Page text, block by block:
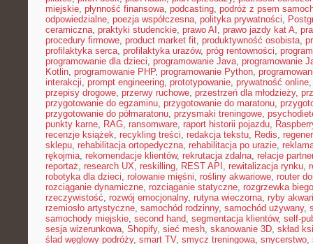
miejskie, płynność finansowa, podcasting, podróż z psem
odpowiedzialne, poezja współczesna, polityka prywatności,
ceramiczna, praktyki studenckie, prawo AI , prawo jazdy kat A,
procedury firmowe, product market fit, produktywność osobista,
profilaktyka serca, profilaktyka urazów, próg rentowności,
programowanie dla dzieci, programowanie Java, programowanie
Kotlin, programowanie PHP, programowanie Python,
interakcji, prompt engineering, prototypowanie, prywatność online
przepisy drogowe, przerwy ruchowe, przestrzeń dla młodzieży,
przygotowanie do egzaminu, przygotowanie do maratonu,
przygotowanie do półmaratonu, przysmaki treningowe,
punkty karne, RAG, ransomware, raport historii pojazdu,
recenzje książek, recykling treści, redakcja tekstu, Redis,
sklepu, rehabilitacja ortopedyczna, rehabilitacja po urazie,
rękojmia, rekomendacje klientów, rekrutacja zdalna, relacje
reportaż, research UX, reskilling, REST API , rewitalizacja rynku,
robotyka dla dzieci, rolowanie mięśni, rośliny akwariowe, router
rozciąganie dynamiczne, rozciąganie statyczne, rozgrzewka
rzeczywistość, rozwój emocjonalny, rutyna wieczorna, ryby
rzemiosło artystyczne, samochód rodzinny, samochód używany,
samochody miejskie, second hand, segmentacja klientów, self-
sesja wizerunkowa, Shopify, sieć mesh, skanowanie 3D, skład
ślad węglowy podróży, smart TV, smycz treningowa, snycerstwo,